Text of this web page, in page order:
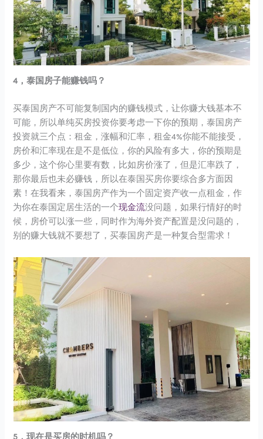
4，泰国房子能赚钱吗？
买泰国房产不可能复制国内的赚钱模式，让你赚大钱基本不
可能，所以单纯买房投资你要考虑一下你的预期，泰国房产
投资就三个点：租金，涨幅和汇率，租金4%你能不能接受，
房价和汇率现在是不是低位，你的风险有多大，你的预期是
多少，这个你心里要有数，比如房价涨了，但是汇率跌了，
那你最后也未必赚钱，所以在泰国买房你要综合多方面因
素！在我看来，泰国房产作为一个固定资产收一点租金，作
为你在泰国定居生活的一个现金流没问题，如果行情好的时
候，房价可以涨一些，同时作为海外资产配置是没问题的，
别的赚大钱就不要想了，买泰国房产是一种复合型需求！